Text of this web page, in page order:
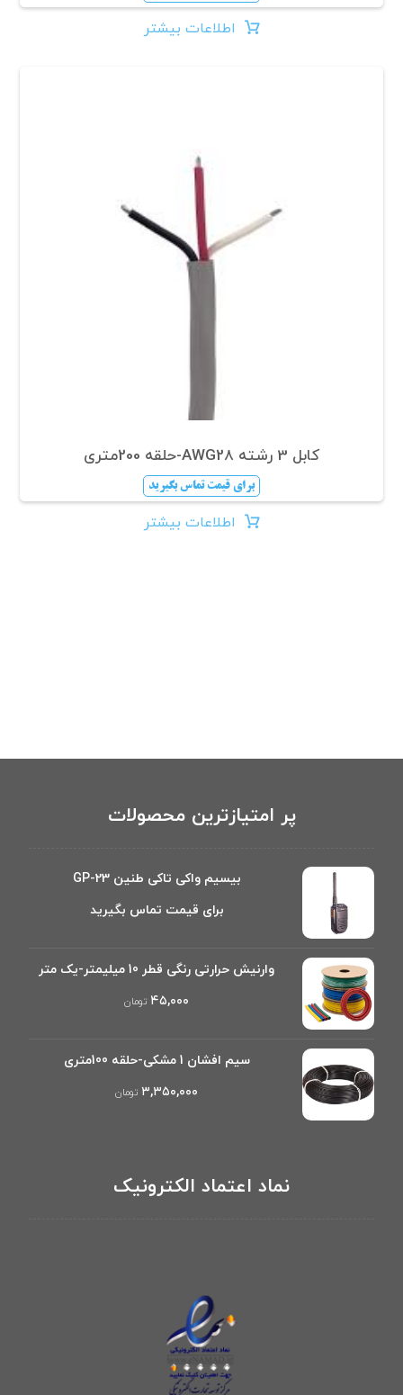
اطلاعات بیشتر
کابل 3 رشته AWG28-حلقه 200متری
برای قیمت تماس بگیرید
اطلاعات بیشتر
پر امتیازترین محصولات
بیسیم واکی تاکی طنین GP-23
برای قیمت تماس بگیرید
وارنیش حرارتی رنگی قطر 10 میلیمتر-یک متر
۴۵,۰۰۰ تومان
سیم افشان 1 مشکی-حلقه 100متری
۳,۳۵۰,۰۰۰ تومان
نماد اعتماد الکترونیک